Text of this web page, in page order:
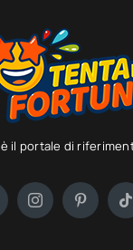
è il portale di